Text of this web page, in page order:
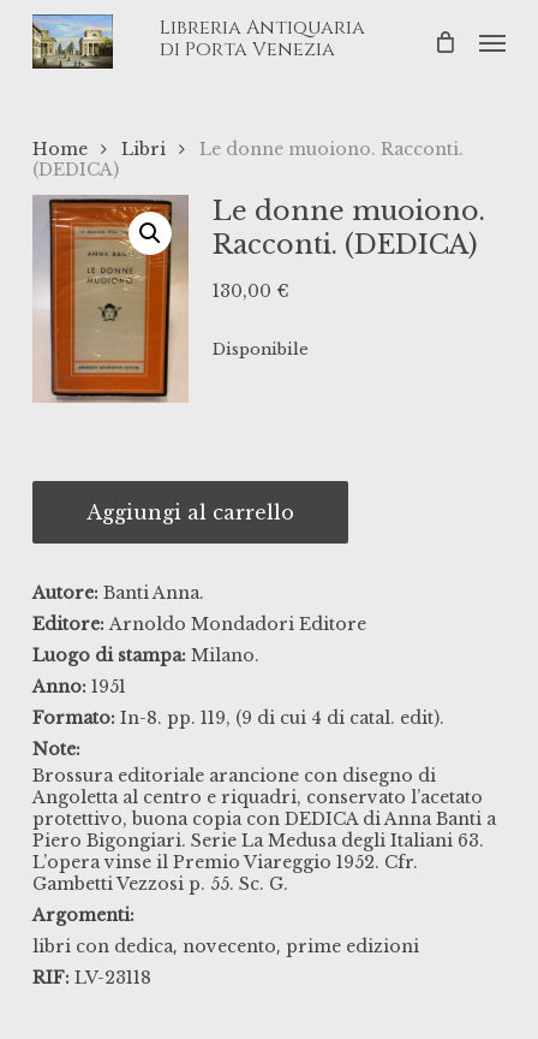
Skip
Libreria Antiquaria
di Porta Venezia
Home Libri
Le donne muoiono. Racconti.
(DEDICA)
Le donne muoiono.
Racconti. (DEDICA)
130,00 €
Disponibile
Aggiungi al carrello
Autore: Banti Anna.
Editore: Arnoldo Mondadori Editore
Luogo di stampa: Milano.
Anno: 1951
Formato: In-8. pp. 119, (9 di cui 4 di catal. edit).
Note:
Brossura editoriale arancione con disegno di
Angoletta al centro e riquadri, conservato l’acetato
protettivo, buona copia con DEDICA di Anna Banti a
Piero Bigongiari. Serie La Medusa degli Italiani 63.
L’opera vinse il Premio Viareggio 1952. Cfr.
Gambetti Vezzosi p. 55. Sc. G.
Argomenti:
libri con dedica, novecento, prime edizioni
RIF: LV-23118